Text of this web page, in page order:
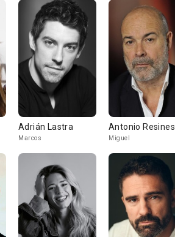
Adrián Lastra
Marcos
Antonio Resines
Miguel